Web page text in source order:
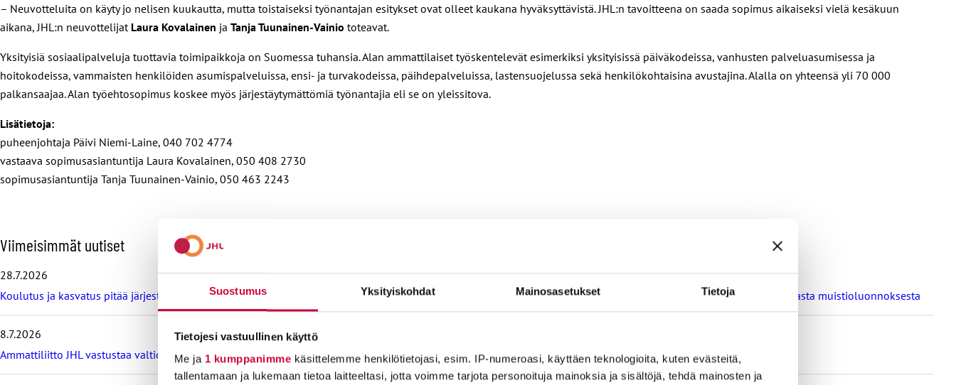
Suostumus Yksityiskohdat Mainosasetukset Tietoja
Tietojesi vastuullinen käyttö
Me ja 1 kumppanimme käsittelemme henkilötietojasi, esim. IP-numeroasi, käyttäen teknologioita, kuten evästeitä,
tallentamaan ja lukemaan tietoa laitteeltasi, jotta voimme tarjota personoituja mainoksia ja sisältöjä, tehdä mainosten ja
– Neuvotteluita on käyty jo nelisen kuukautta, mutta toistaiseksi työnantajan esitykset ovat olleet kaukana hyväksyttävistä. JHL:n tavoitteena on saada sopimus aikaiseksi vielä kesäkuun
aikana, JHL:n neuvottelijat Laura Kovalainen ja Tanja Tuunainen-Vainio toteavat.
Yksityisiä sosiaalipalveluja tuottavia toimipaikkoja on Suomessa tuhansia. Alan ammattilaiset työskentelevät esimerkiksi yksityisissä päiväkodeissa, vanhusten palveluasumisessa ja
hoitokodeissa, vammaisten henkilöiden asumispalveluissa, ensi- ja turvakodeissa, päihdepalveluissa, lastensuojelussa sekä henkilökohtaisina avustajina. Alalla on yhteensä yli 70 000
palkansaajaa. Alan työehtosopimus koskee myös järjestäytymättömiä työnantajia eli se on yleissitova.
Lisätietoja:
puheenjohtaja Päivi Niemi-Laine, 040 702 4774
vastaava sopimusasiantuntija Laura Kovalainen, 050 408 2730
sopimusasiantuntija Tanja Tuunainen-Vainio, 050 463 2243
O
h
i
t
a
i
m
Viimeisimmät uutiset
28.7.2026
Koulutus ja kasvatus pitää järjestää lasten ja nuorten hyvinvoinnin ehdoilla – Ammattiliitto JHL on antanut lausunnon koulujen ja oppilaitosten loma-aikoja koskevasta muistioluonnoksesta
8.7.2026
Ammattiliitto JHL vastustaa valtiokonttoria koskevan lain muutosta